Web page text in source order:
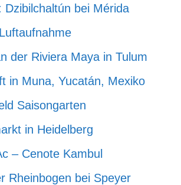
Dzibilchaltún bei Mérida
der Riviera Maya in Tulum
in Muna, Yucatán, Mexiko
Saisongarten
in Heidelberg
– Cenote Kambul
Rheinbogen bei Speyer